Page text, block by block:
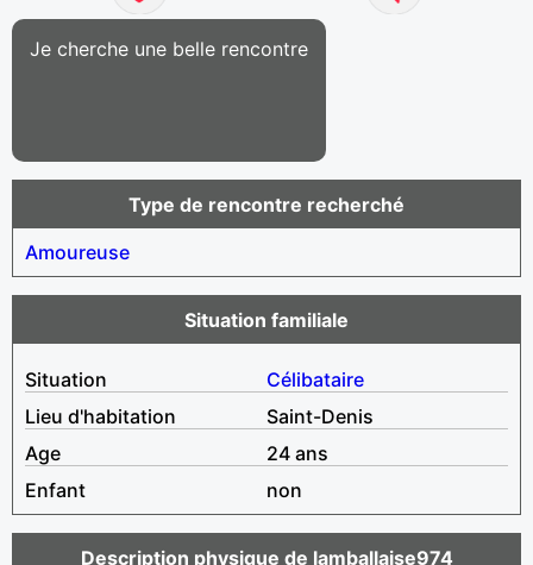
Je cherche une belle rencontre
Type de rencontre recherché
Amoureuse
Situation familiale
Situation
Célibataire
Lieu d'habitation
Saint-Denis
Age
24 ans
Enfant
non
Description physique de lamballaise974